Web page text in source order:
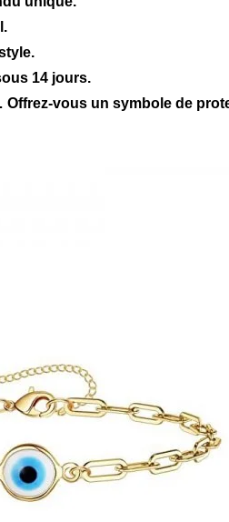
14 jours.
vous un symbole de